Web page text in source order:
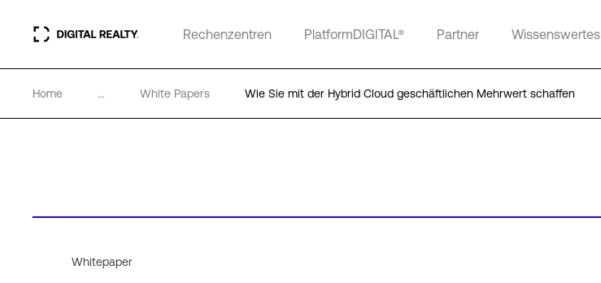
Rechenzentren PlatformDIGITAL® Partner Wissenswertes
Home ... White Papers Wie Sie mit der Hybrid Cloud geschäftlichen Mehrwert schaffen
Whitepaper